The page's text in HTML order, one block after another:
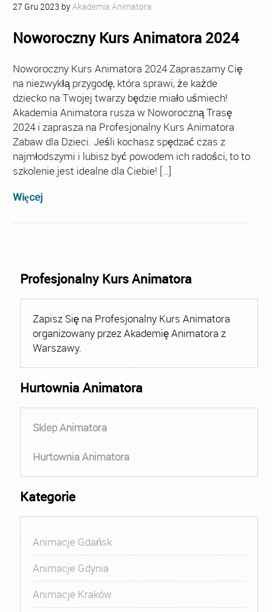
27 Gru 2023 byAkademia Animatora
Noworoczny Kurs Animatora 2024
Noworoczny Kurs Animatora 2024 Zapraszamy Cię
na niezwykłą przygodę, która sprawi, że każde
dziecko na Twojej twarzy będzie miało uśmiech!
Akademia Animatora rusza w Noworoczną Trasę
2024 i zaprasza na Profesjonalny Kurs Animatora
Zabaw dla Dzieci. Jeśli kochasz spędzać czas z
najmłodszymi i lubisz być powodem ich radości, to to
szkolenie jest idealne dla Ciebie! […]
Więcej
Profesjonalny Kurs Animatora
Zapisz Się na Profesjonalny Kurs Animatora
organizowany przez Akademię Animatora z
Warszawy.
Hurtownia Animatora
Sklep Animatora
Hurtownia Animatora
Kategorie
Animacje Gdańsk
Animacje Gdynia
Animacje Kraków